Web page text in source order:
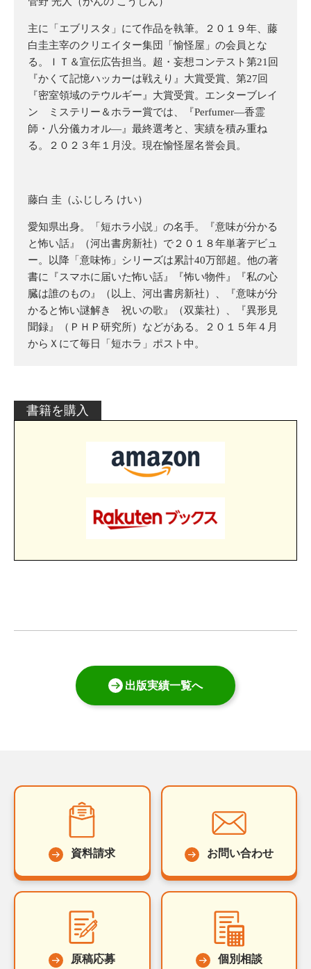
主に「エブリスタ」にて作品を執筆。２０１９年、藤
白圭主宰のクリエイター集団「愉怪屋」の会員とな
る。ＩＴ＆宣伝広告担当。超・妄想コンテスト第21回
『かくて記憶ハッカーは戦えり』大賞受賞、第27回
『密室領域のテウルギー』大賞受賞。エンターブレイ
ン ミステリー＆ホラー賞では、『Perfumer―香霊
師・八分儀カオル―』最終選考と、実績を積み重ね
る。２０２３年１月没。現在愉怪屋名誉会員。
藤白 圭（ふじしろ けい）
愛知県出身。「短ホラ小説」の名手。『意味が分かる
と怖い話』（河出書房新社）で２０１８年単著デビュ
ー。以降「意味怖」シリーズは累計40万部超。他の著
書に『スマホに届いた怖い話』『怖い物件』『私の心
臓は誰のもの』（以上、河出書房新社）、『意味が分
かると怖い謎解き 祝いの歌』（双葉社）、『異形見
聞録』（ＰＨＰ研究所）などがある。２０１５年４月
からＸにて毎日「短ホラ」ポスト中。
書籍を購入
出版実績一覧へ
資料請求 お問い合わせ
原稿応募 個別相談